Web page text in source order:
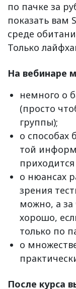
по пачке за
показать вам
среде
Только
На вебинаре
немного о
(просто
группы);
о способах
той
приходится
о нюансах
зрения
можно, а за
хорошо,
только по
о
После курса